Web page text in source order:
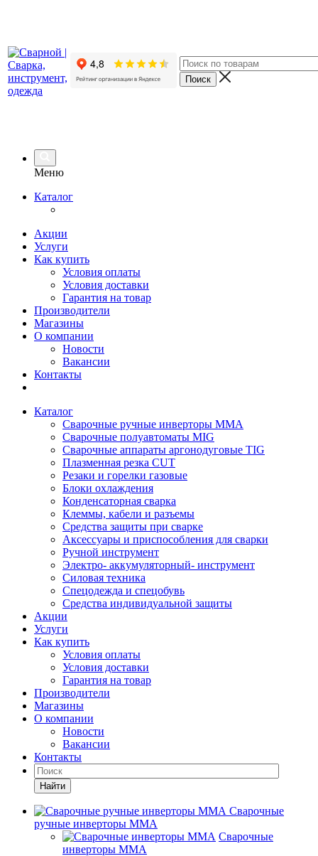
Меню
Каталог
Акции
Услуги
Как купить
Условия оплаты
Условия доставки
Гарантия на товар
Производители
Магазины
О компании
Новости
Вакансии
Контакты
Каталог
Сварочные ручные инверторы MMA
Сварочные полуавтоматы MIG
Сварочные аппараты аргонодуговые TIG
Плазменная резка CUT
Резаки и горелки газовые
Блоки охлаждения
Конденсаторная сварка
Клеммы, кабели и разъемы
Средства защиты при сварке
Аксессуары и приспособления для сварки
Ручной инструмент
Электро- аккумуляторный- инструмент
Силовая техника
Спецодежда и спецобувь
Средства индивидуальной защиты
Акции
Услуги
Как купить
Условия оплаты
Условия доставки
Гарантия на товар
Производители
Магазины
О компании
Новости
Вакансии
Контакты
Найти
Сварочные
ручные инверторы MMA
Сварочные
инверторы MMA